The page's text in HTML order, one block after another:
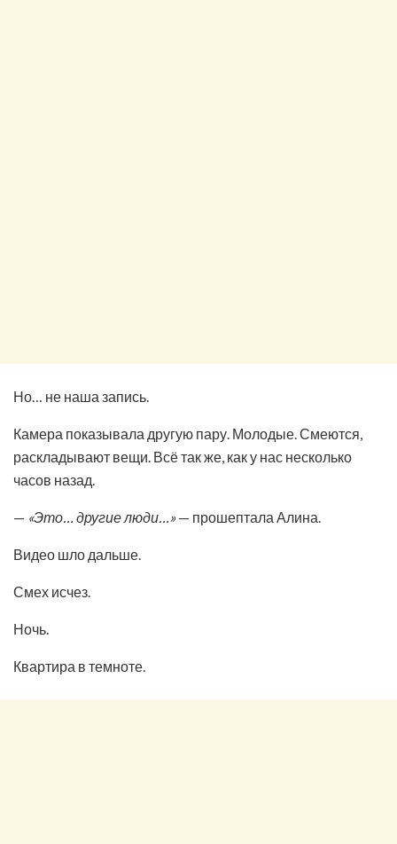
Но… не наша запись.
Камера показывала другую пару. Молодые. Смеются,
раскладывают вещи. Всё так же, как у нас несколько
часов назад.
— «Это… другие люди…»— прошептала Алина.
Видео шло дальше.
Смех исчез.
Ночь.
Квартира в темноте.